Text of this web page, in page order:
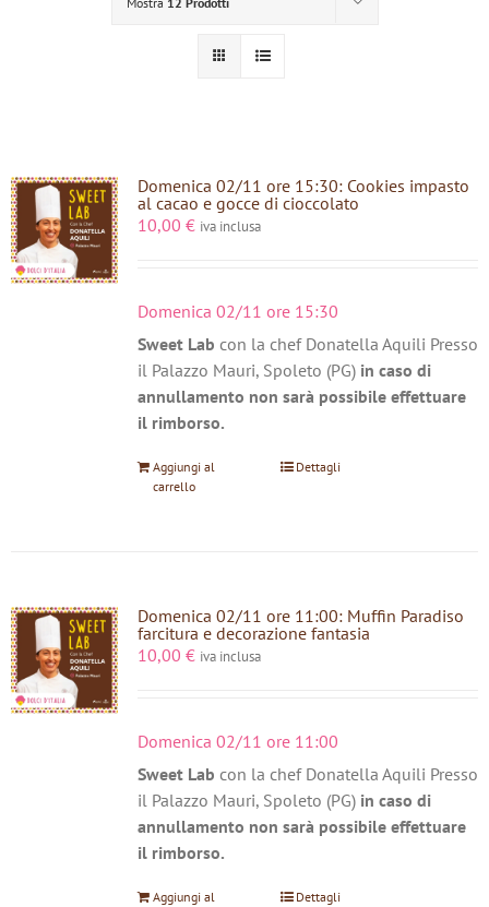
Domenica 02/11 ore 15:30: Cookies impasto
al cacao e gocce di cioccolato
10,00 € iva inclusa
Domenica 02/11 ore 15:30
Sweet Lab con la chef Donatella Aquili Presso
il Palazzo Mauri, Spoleto (PG) in caso di
annullamento non sarà possibile effettuare
il rimborso.
Aggiungi al
carrello
Dettagli
Domenica 02/11 ore 11:00: Muffin Paradiso
farcitura e decorazione fantasia
10,00 € iva inclusa
Domenica 02/11 ore 11:00
Sweet Lab con la chef Donatella Aquili Presso
il Palazzo Mauri, Spoleto (PG) in caso di
annullamento non sarà possibile effettuare
il rimborso.
Aggiungi al
Dettagli